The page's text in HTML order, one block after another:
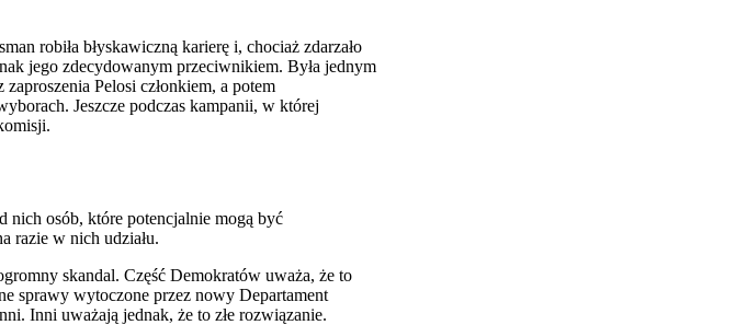
robiła błyskawiczną karierę i, chociaż zdarzało
jego zdecydowanym przeciwnikiem. Była jednym
Pelosi członkiem, a potem
Jeszcze podczas kampanii, w której
nich osób, które potencjalnie mogą być
razie w nich udziału.
skandal. Część Demokratów uważa, że to
sprawy wytoczone przez nowy Departament
Inni uważają jednak, że to złe rozwiązanie.